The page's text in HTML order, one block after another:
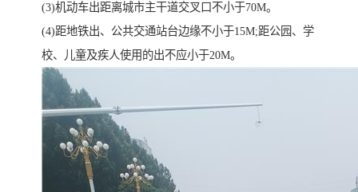
(3)机动车出距离城市主干道交叉口不小于70M。
(4)距地铁出、公共交通站台边缘不小于15M;距公园、学
校、儿童及疾人使用的出不应小于20M。